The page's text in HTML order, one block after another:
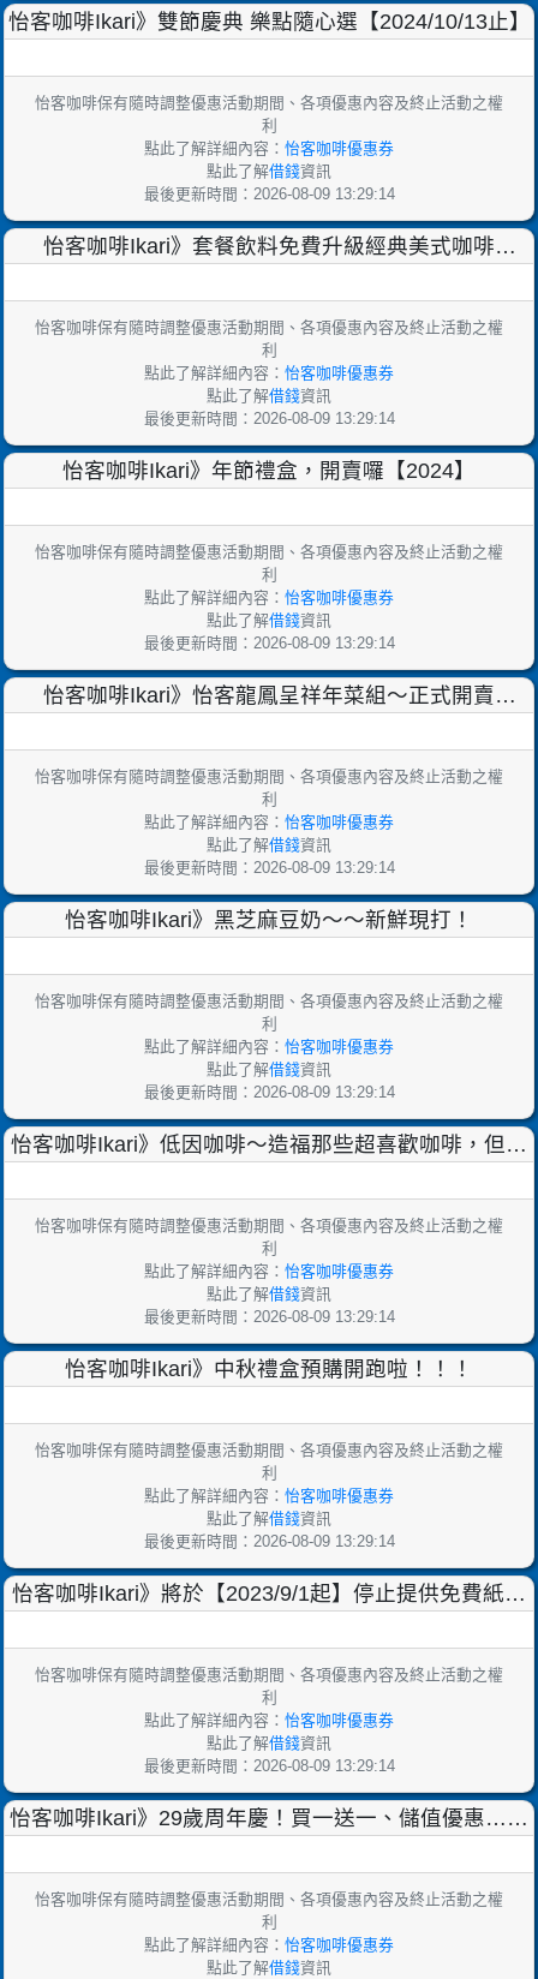
怡客咖啡Ikari》雙節慶典 樂點隨心選【2024/10/13止】
怡客咖啡保有隨時調整優惠活動期間、各項優惠內容及終止活動之權
利
點此了解詳細內容： 怡客咖啡優惠券
點此了解借錢資訊
最後更新時間：2026-08-09 13:29:14
怡客咖啡Ikari》套餐飲料免費升級經典美式咖啡
怡客咖啡保有隨時調整優惠活動期間、各項優惠內容及終止活動之權
利
點此了解詳細內容： 怡客咖啡優惠券
點此了解借錢資訊
最後更新時間：2026-08-09 13:29:14
怡客咖啡Ikari》年節禮盒，開賣囉【2024】
怡客咖啡保有隨時調整優惠活動期間、各項優惠內容及終止活動之權
利
點此了解詳細內容： 怡客咖啡優惠券
點此了解借錢資訊
最後更新時間：2026-08-09 13:29:14
怡客咖啡Ikari》怡客龍鳳呈祥年菜組～正式開賣
怡客咖啡保有隨時調整優惠活動期間、各項優惠內容及終止活動之權
利
點此了解詳細內容： 怡客咖啡優惠券
點此了解借錢資訊
最後更新時間：2026-08-09 13:29:14
怡客咖啡Ikari》黑芝麻豆奶～～新鮮現打！
怡客咖啡保有隨時調整優惠活動期間、各項優惠內容及終止活動之權
利
點此了解詳細內容： 怡客咖啡優惠券
點此了解借錢資訊
最後更新時間：2026-08-09 13:29:14
怡客咖啡Ikari》低因咖啡～造福那些超喜歡咖啡，但體
怡客咖啡保有隨時調整優惠活動期間、各項優惠內容及終止活動之權
利
點此了解詳細內容： 怡客咖啡優惠券
點此了解借錢資訊
最後更新時間：2026-08-09 13:29:14
怡客咖啡Ikari》中秋禮盒預購開跑啦！！！
怡客咖啡保有隨時調整優惠活動期間、各項優惠內容及終止活動之權
利
點此了解詳細內容： 怡客咖啡優惠券
點此了解借錢資訊
最後更新時間：2026-08-09 13:29:14
怡客咖啡Ikari》將於【2023/9/1起】停止提供免費紙袋
怡客咖啡保有隨時調整優惠活動期間、各項優惠內容及終止活動之權
利
點此了解詳細內容： 怡客咖啡優惠券
點此了解借錢資訊
最後更新時間：2026-08-09 13:29:14
怡客咖啡Ikari》29歲周年慶！買一送一、儲值優惠…等
怡客咖啡保有隨時調整優惠活動期間、各項優惠內容及終止活動之權
利
點此了解詳細內容： 怡客咖啡優惠券
點此了解借錢資訊